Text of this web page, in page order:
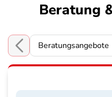
Beratung
Choose a section